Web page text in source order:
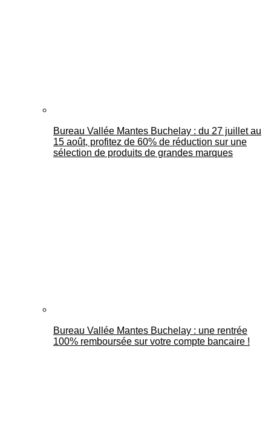
Bureau Vallée Mantes Buchelay : du 27 juillet au
15 août, profitez de 60% de réduction sur une
sélection de produits de grandes marques
Bureau Vallée Mantes Buchelay : une rentrée
100% remboursée sur votre compte bancaire !